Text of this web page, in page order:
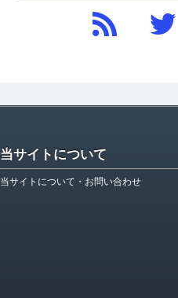
当サイトについて
当サイトについて・お問い合わせ